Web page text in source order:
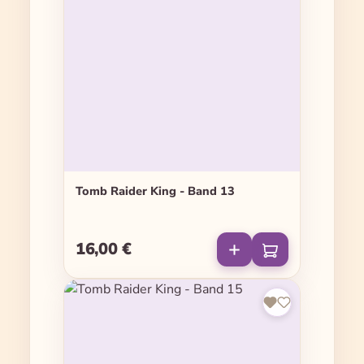
Tomb Raider King - Band 13
Regulärer Preis:
16,00 €